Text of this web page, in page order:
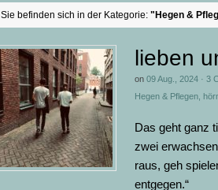
Sie befinden sich in der Kategorie: "Hegen &
lieben
on 09 Aug., 2024 · 3
Hegen & Pflegen
Das geht ganz
zwei
raus, geh
entgegen.“